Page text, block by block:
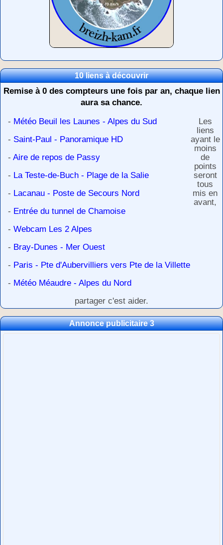
10 liens à découvrir
Remise à 0 des compteurs une fois par an, chaque lien
aura sa chance.
- Météo Beuil les Launes - Alpes du Sud
- Saint-Paul - Panoramique HD
- Aire de repos de Passy
- La Teste-de-Buch - Plage de la Salie
- Lacanau - Poste de Secours Nord
- Entrée du tunnel de Chamoise
- Webcam Les 2 Alpes
- Bray-Dunes - Mer Ouest
- Paris - Pte d'Aubervilliers vers Pte de la Villette
- Météo Méaudre - Alpes du Nord
Les
liens
ayant le
moins
de
points
seront
tous
mis en
avant,
partager c'est aider.
Annonce publicitaire 3